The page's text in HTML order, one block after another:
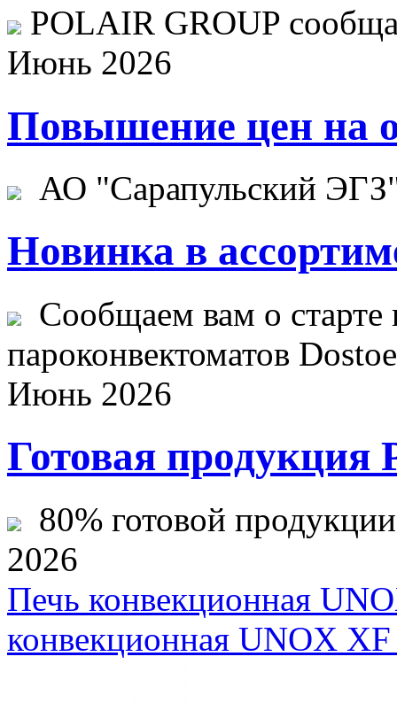
POLAIR GROUP
Июнь 2026
Повышение цен на
АО "Сарапульский
Новинка в
Сообщаем вам о старте
пароконвектоматов
Июнь 2026
Готовая продукция
80% готовой
2026
Печь конвекционная
конвекционная UNOX